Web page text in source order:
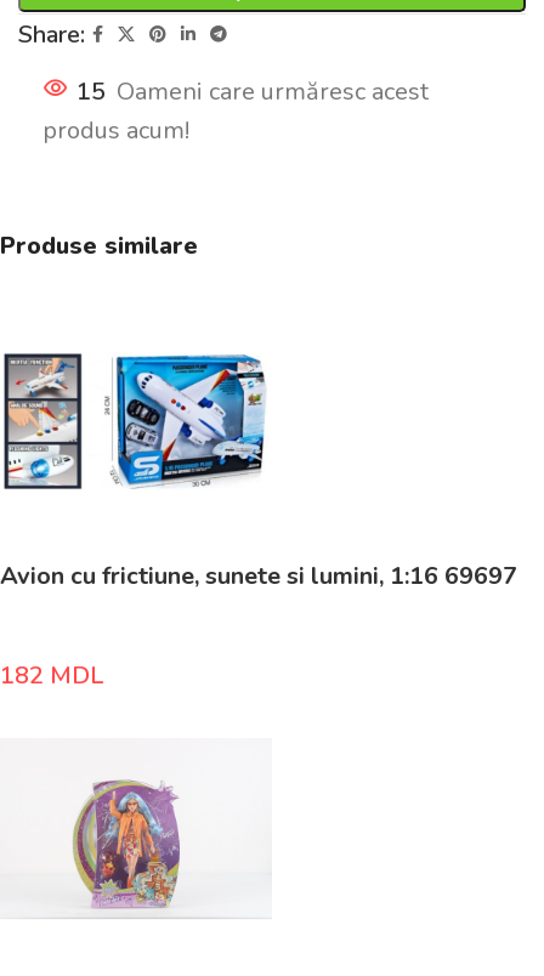
Share:
15 Oameni care urmăresc acest
produs acum!
Produse similare
Avion cu frictiune, sunete si lumini, 1:16 69697
182 MDL